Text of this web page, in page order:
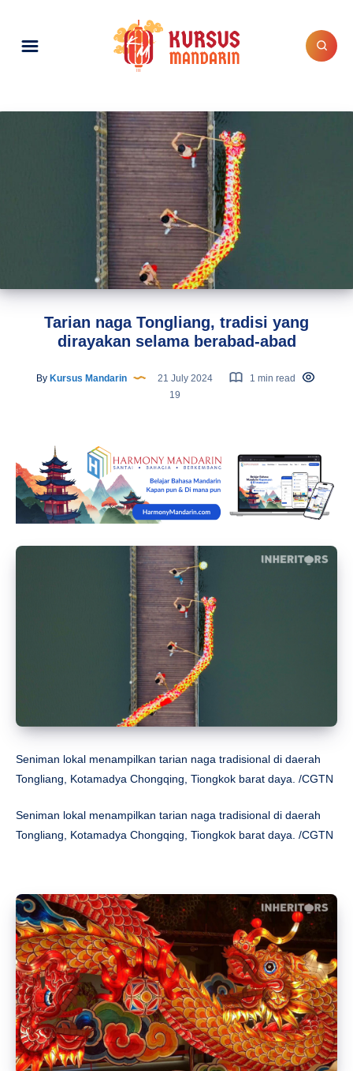
Tarian naga Tongliang, tradisi yang
dirayakan selama berabad-abad
By Kursus Mandarin 21 July 2024
1 min read
19
Seniman lokal menampilkan tarian naga tradisional di daerah
Tongliang, Kotamadya Chongqing, Tiongkok barat daya. /CGTN
Seniman lokal menampilkan tarian naga tradisional di daerah
Tongliang, Kotamadya Chongqing, Tiongkok barat daya. /CGTN